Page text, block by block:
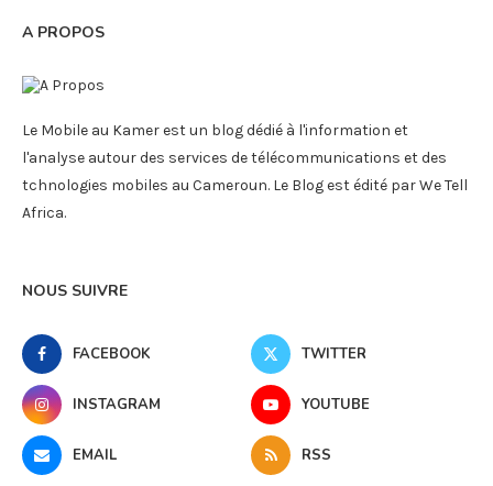
A PROPOS
Le Mobile au Kamer est un blog dédié à l'information et
l'analyse autour des services de télécommunications et des
tchnologies mobiles au Cameroun. Le Blog est édité par We Tell
Africa.
NOUS SUIVRE
FACEBOOK TWITTER
INSTAGRAM YOUTUBE
EMAIL RSS